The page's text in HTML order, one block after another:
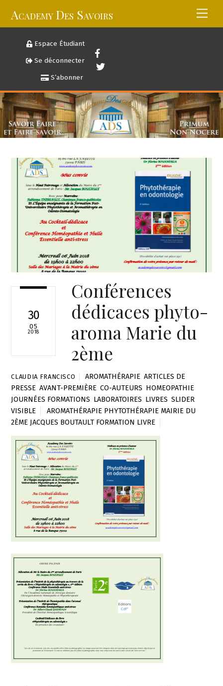
Academy Des Savoirs
Espace Étudiant
Se déconnecter
S’abonner
30
05
2018
Conférences
dédicaces phyto-
aroma Marie du
2ème
CLAUDIA FRANCISCO AROMATHÉRAPIE ,ARTICLES DE
PRESSE ,AVANT-PREMIÈRE ,CO-AUTEURS HOMEOPATHIE
JOURNÉES FORMATIONS LABORATOIRES LIVRES ,SLIDER
VISIBLE
AROMATHÉRAPIE PHYTOTHÉRAPIE MAIRIE DU
2ÈME JACQUES BOUTAULT FORMATION LIVRE